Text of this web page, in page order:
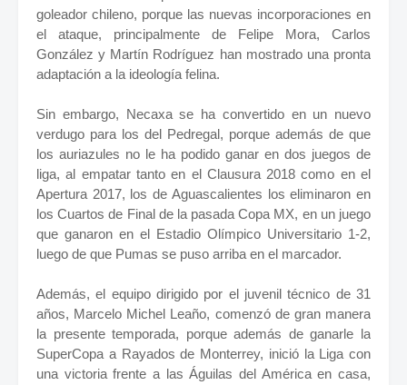
goleador chileno, porque las nuevas incorporaciones en
el ataque, principalmente de Felipe Mora, Carlos
González y Martín Rodríguez han mostrado una pronta
adaptación a la ideología felina.
Sin embargo, Necaxa se ha convertido en un nuevo
verdugo para los del Pedregal, porque además de que
los auriazules no le ha podido ganar en dos juegos de
liga, al empatar tanto en el Clausura 2018 como en el
Apertura 2017, los de Aguascalientes los eliminaron en
los Cuartos de Final de la pasada Copa MX, en un juego
que ganaron en el Estadio Olímpico Universitario 1-2,
luego de que Pumas se puso arriba en el marcador.
Además, el equipo dirigido por el juvenil técnico de 31
años, Marcelo Michel Leaño, comenzó de gran manera
la presente temporada, porque además de ganarle la
SuperCopa a Rayados de Monterrey, inició la Liga con
una victoria frente a las Águilas del América en casa,